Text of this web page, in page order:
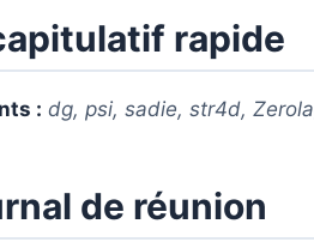
rapide
: dg, psi, sadie, str4d,
de réunion